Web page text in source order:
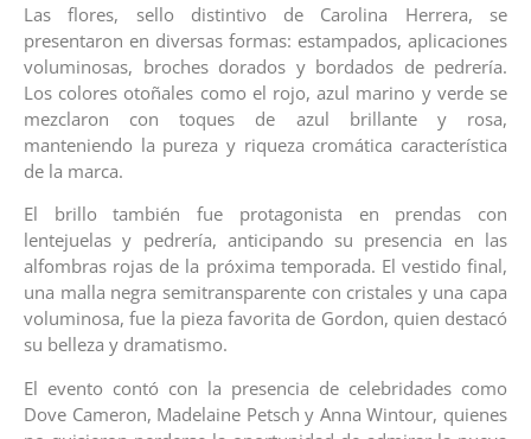
Las flores, sello distintivo de Carolina Herrera, se
presentaron en diversas formas: estampados, aplicaciones
voluminosas, broches dorados y bordados de pedrería.
Los colores otoñales como el rojo, azul marino y verde se
mezclaron con toques de azul brillante y rosa,
manteniendo la pureza y riqueza cromática característica
de la marca.
El brillo también fue protagonista en prendas con
lentejuelas y pedrería, anticipando su presencia en las
alfombras rojas de la próxima temporada. El vestido final,
una malla negra semitransparente con cristales y una capa
voluminosa, fue la pieza favorita de Gordon, quien destacó
su belleza y dramatismo.
El evento contó con la presencia de celebridades como
Dove Cameron, Madelaine Petsch y Anna Wintour, quienes